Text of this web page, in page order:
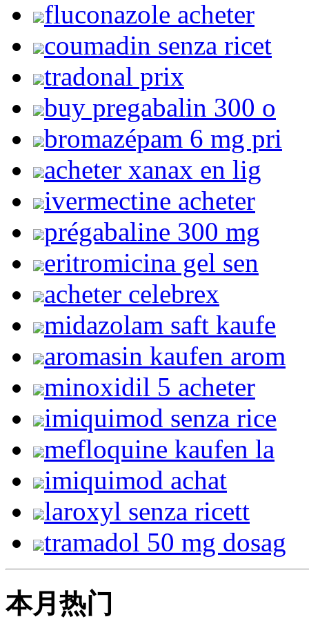
fluconazole acheter
coumadin senza ricet
tradonal prix
buy pregabalin 300 o
bromazépam 6 mg pri
acheter xanax en lig
ivermectine acheter
prégabaline 300 mg
eritromicina gel sen
acheter celebrex
midazolam saft kaufe
aromasin kaufen arom
minoxidil 5 acheter
imiquimod senza rice
mefloquine kaufen la
imiquimod achat
laroxyl senza ricett
tramadol 50 mg dosag
本月热门